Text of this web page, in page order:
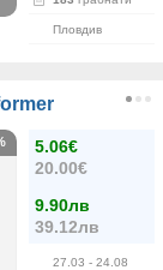
Пловдив
5.06€
20.00€
9.90лв
39.12лв
27.03 - 24.08